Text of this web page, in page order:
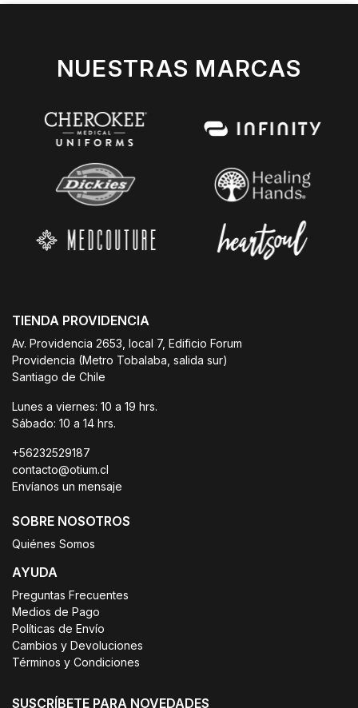
NUESTRAS MARCAS
TIENDA PROVIDENCIA
Av. Providencia 2653, local 7, Edificio Forum
Providencia (Metro Tobalaba, salida sur)
Santiago de Chile
Lunes a viernes: 10 a 19 hrs.
Sábado: 10 a 14 hrs.
+56232529187
contacto@otium.cl
Envíanos un mensaje
SOBRE NOSOTROS
Quiénes Somos
AYUDA
Preguntas Frecuentes
Medios de Pago
Políticas de Envío
Cambios y Devoluciones
Términos y Condiciones
SUSCRÍBETE PARA NOVEDADES